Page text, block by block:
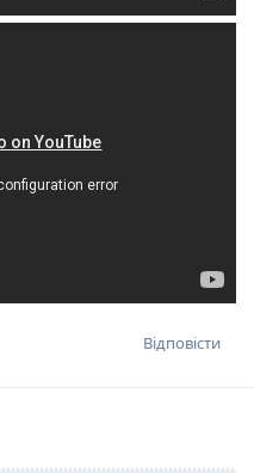
Відповісти